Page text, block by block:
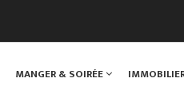
MANGER & SOIRÉE